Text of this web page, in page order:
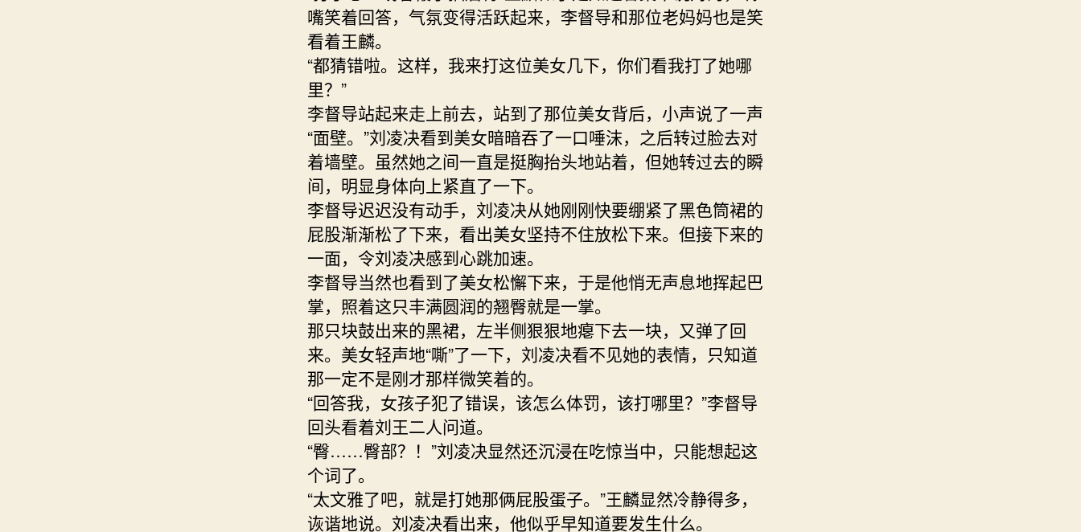
嘴笑着回答，气氛变得活跃起来，李督导和那位老妈妈也是笑
看着王麟。
“都猜错啦。这样，我来打这位美女几下，你们看我打了她哪
里？”
李督导站起来走上前去，站到了那位美女背后，小声说了一声
“面壁。”刘凌决看到美女暗暗吞了一口唾沫，之后转过脸去对
着墙壁。虽然她之间一直是挺胸抬头地站着，但她转过去的瞬
间，明显身体向上紧直了一下。
李督导迟迟没有动手，刘凌决从她刚刚快要绷紧了黑色筒裙的
屁股渐渐松了下来，看出美女坚持不住放松下来。但接下来的
一面，令刘凌决感到心跳加速。
李督导当然也看到了美女松懈下来，于是他悄无声息地挥起巴
掌，照着这只丰满圆润的翘臀就是一掌。
那只块鼓出来的黑裙，左半侧狠狠地瘪下去一块，又弹了回
来。美女轻声地“嘶”了一下，刘凌决看不见她的表情，只知道
那一定不是刚才那样微笑着的。
“回答我，女孩子犯了错误，该怎么体罚，该打哪里？”李督导
回头看着刘王二人问道。
“臀……臀部？！”刘凌决显然还沉浸在吃惊当中，只能想起这
个词了。
“太文雅了吧，就是打她那俩屁股蛋子。”王麟显然冷静得多，
诙谐地说。刘凌决看出来，他似乎早知道要发生什么。